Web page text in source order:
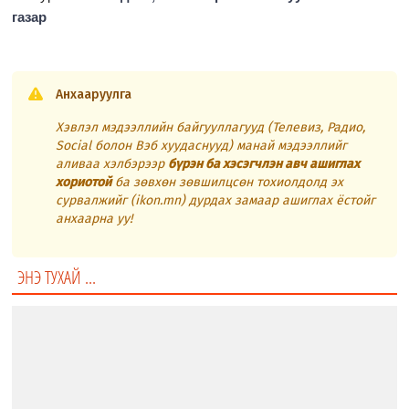
газар
Анхааруулга
Хэвлэл мэдээллийн байгууллагууд (Телевиз, Радио,
Social болон Вэб хуудаснууд) манай мэдээллийг
аливаа хэлбэрээр бүрэн ба хэсэгчлэн авч ашиглах
хориотойба зөвхөн зөвшилцсөн тохиолдолд эх
сурвалжийг (ikon.mn) дурдах замаар ашиглах ёстойг
анхаарна уу!
ЭНЭ ТУХАЙ ...